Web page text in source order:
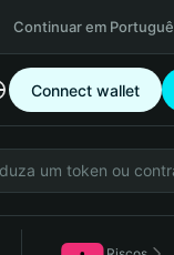
Continuar em
Connect wallet